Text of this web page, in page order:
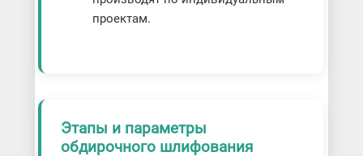
проектам.
Этапы и параметры
обдирочного шлифования